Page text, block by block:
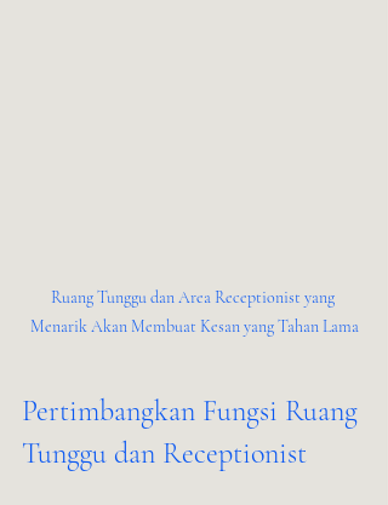
Ruang Tunggu dan Area Receptionist yang
Menarik Akan Membuat Kesan yang Tahan Lama
Pertimbangkan Fungsi Ruang
Tunggu dan Receptionist